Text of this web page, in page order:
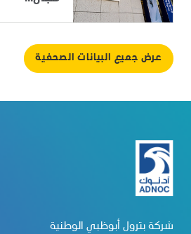
عرض جميع البيانات الصحفية
شركة بترول أبوظبي الوطنية